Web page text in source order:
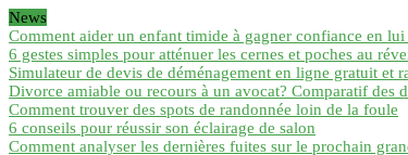
News
Comment aider un enfant timide à gagner confiance en lui
6 gestes simples pour atténuer les cernes et poches au
Simulateur de devis de déménagement en ligne gratuit et
Divorce amiable ou recours à un avocat? Comparatif des
Comment trouver des spots de randonnée loin de la foule
6 conseils pour réussir son éclairage de salon
Comment analyser les dernières fuites sur le prochain